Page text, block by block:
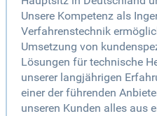
Unsere Kompetenz als
Verfahrenstechnik
Umsetzung von
Lösungen für technische
unserer langjährigen
einer der führenden
unseren Kunden alles aus